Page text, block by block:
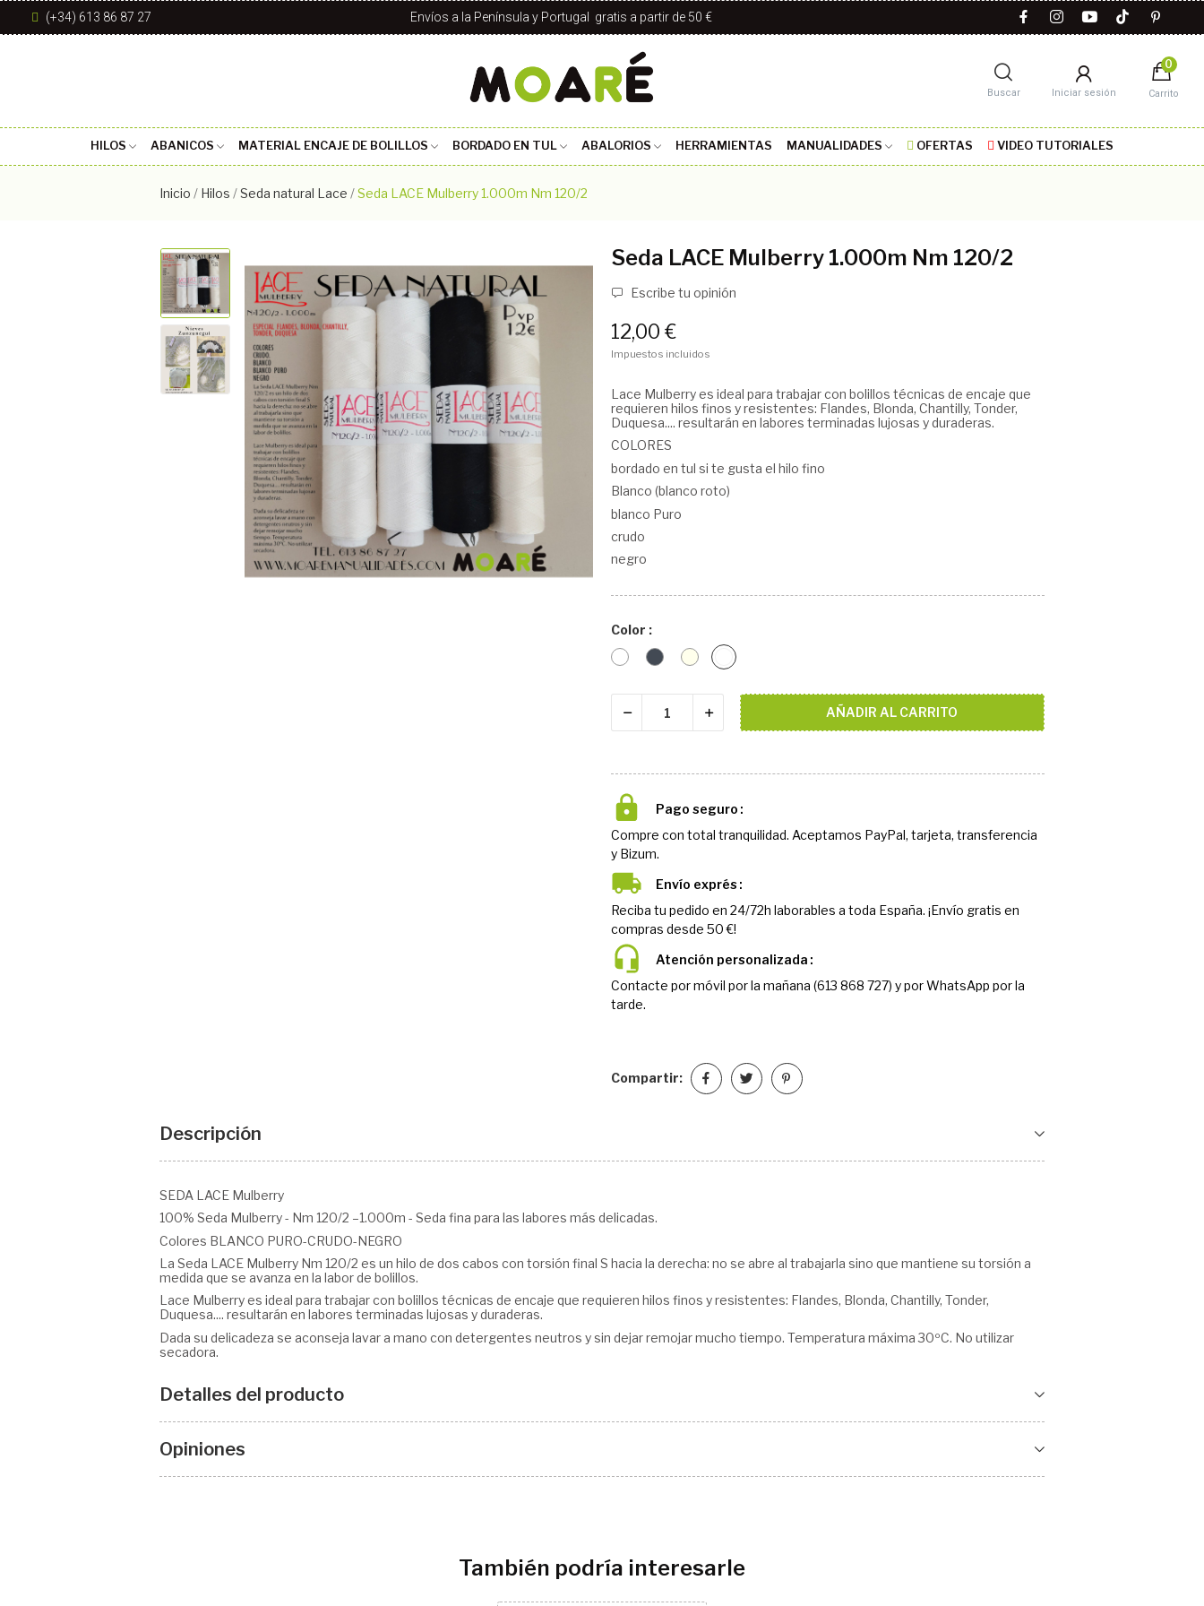
(+34) 613 86 87 27 Envíos a la Península y Portugal gratis a partir de 50 €
Buscar Iniciar sesión
0
Carrito
HILOS ABANICOS MATERIAL ENCAJE DE BOLILLOS BORDADO EN TUL ABALORIOS HERRAMIENTAS MANUALIDADES OFERTAS VIDEO TUTORIALES
Inicio Hilos Seda natural Lace Seda LACE Mulberry 1.000m Nm 120/2
Seda LACE Mulberry 1.000m Nm 120/2
Escribe tu opinión
12,00 €
Impuestos incluidos
Lace Mulberry es ideal para trabajar con bolillos técnicas de encaje que
requieren hilos finos y resistentes: Flandes, Blonda, Chantilly, Tonder,
Duquesa.... resultarán en labores terminadas lujosas y duraderas.
COLORES
bordado en tul si te gusta el hilo fino
Blanco (blanco roto)
blanco Puro
crudo
negro
Color :
BlancoNegrocrudo
BLANCO
AÑADIR AL CARRITO
Pago seguro
Compre con total tranquilidad. Aceptamos PayPal, tarjeta, transferencia
y Bizum.
Envío exprés
Reciba tu pedido en 24/72h laborables a toda España. ¡Envío gratis en
compras desde 50 €!
Atención personalizada
Contacte por móvil por la mañana (613 868 727) y por WhatsApp por la
tarde.
Compartir:
Descripción
SEDA LACE Mulberry
100% Seda Mulberry - Nm 120/2 –1.000m - Seda fina para las labores más delicadas.
Colores BLANCO PURO-CRUDO-NEGRO
La Seda LACE Mulberry Nm 120/2 es un hilo de dos cabos con torsión final S hacia la derecha: no se abre al trabajarla sino que mantiene su torsión a
medida que se avanza en la labor de bolillos.
Lace Mulberry es ideal para trabajar con bolillos técnicas de encaje que requieren hilos finos y resistentes: Flandes, Blonda, Chantilly, Tonder,
Duquesa.... resultarán en labores terminadas lujosas y duraderas.
Dada su delicadeza se aconseja lavar a mano con detergentes neutros y sin dejar remojar mucho tiempo. Temperatura máxima 30ºC. No utilizar
secadora.
Detalles del producto
Opiniones
También podría interesarle